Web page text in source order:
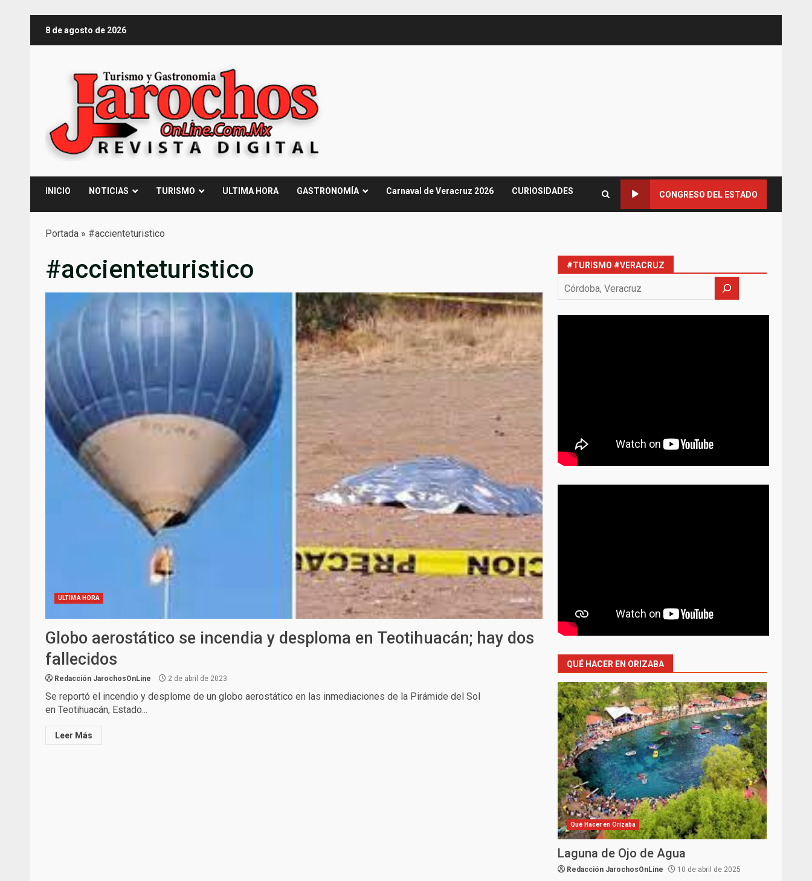
contenido
8 de agosto de 2026
INICIO NOTICIAS TURISMO ULTIMA HORA GASTRONOMÍA Carnaval de Veracruz 2026 CURIOSIDADES CONGRESO DEL ESTADO
Portada » #accienteturistico
#accienteturistico
ULTIMA HORA
Globo aerostático se incendia y desploma en Teotihuacán; hay dos
fallecidos
Redacción JarochosOnLine 2 de abril de 2023
Se reportó el incendio y desplome de un globo aerostático en las inmediaciones de la Pirámide del Sol
en Teotihuacán, Estado...
Leer Más
#TURISMO #VERACRUZ
QUÉ HACER EN ORIZABA
Qué Hacer en Orizaba
Laguna de Ojo de Agua
Redacción JarochosOnLine 10 de abril de 2025